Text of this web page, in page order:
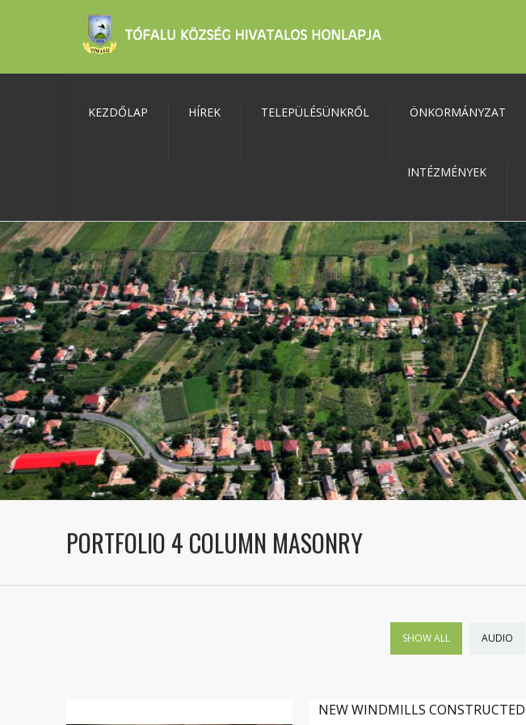
KEZDŐLAP HÍREK TELEPÜLÉSÜNKRŐL ÖNKORMÁNYZAT
INTÉZMÉNYEK
PORTFOLIO 4 COLUMN MASONRY
SHOW ALL AUDIO
NEW WINDMILLS CONSTRUCTED